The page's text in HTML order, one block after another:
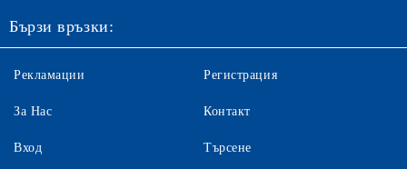
Бързи връзки:
Рекламации
За Нас
Вход
Регистрация
Контакт
Търсене